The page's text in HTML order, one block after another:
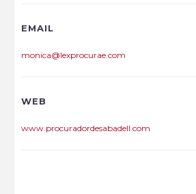
EMAIL
monica@lexprocurae.com
WEB
www.procuradordesabadell.com